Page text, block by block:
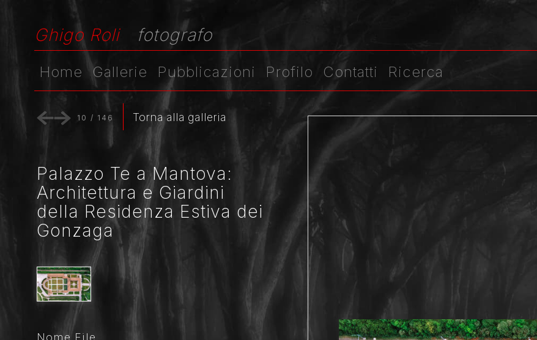
Ghigo Roli fotografo
Home Gallerie Pubblicazioni Profilo Contatti Ricerca
10 / 146 Torna alla galleria
Palazzo Te a Mantova:
Architettura e Giardini
della Residenza Estiva dei
Gonzaga
Nome File